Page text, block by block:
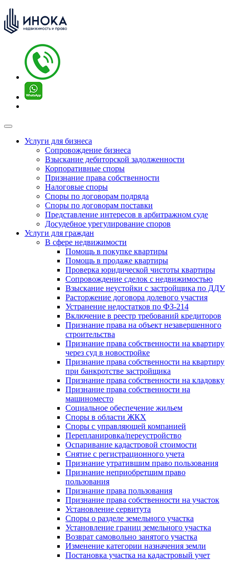
Услуги для бизнеса
Сопровождение бизнеса
Взыскание дебиторской задолженности
Корпоративные споры
Признание права собственности
Налоговые споры
Споры по договорам подряда
Споры по договорам поставки
Представление интересов в арбитражном суде
Досудебное урегулирование споров
Услуги для граждан
В сфере недвижимости
Помощь в покупке квартиры
Помощь в продаже квартиры
Проверка юридической чистоты квартиры
Сопровождение сделок с недвижимостью
Взыскание неустойки с застройщика по ДДУ
Расторжение договора долевого участия
Устранение недостатков по ФЗ-214
Включение в реестр требований кредиторов
Признание права на объект незавершенного
строительства
Признание права собственности на квартиру
через суд в новостройке
Признание права собственности на квартиру
при банкротстве застройщика
Признание права собственности на кладовку
Признание права собственности на
машиноместо
Социальное обеспечение жильем
Споры в области ЖКХ
Споры с управляющей компанией
Перепланировка/переустройство
Оспаривание кадастровой стоимости
Снятие с регистрационного учета
Признание утратившим право пользования
Признание неприобретшим право
пользования
Признание права пользования
Признание права собственности на участок
Установление сервитута
Споры о разделе земельного участка
Установление границ земельного участка
Возврат самовольно занятого участка
Изменение категории назначения земли
Постановка участка на кадастровый учет